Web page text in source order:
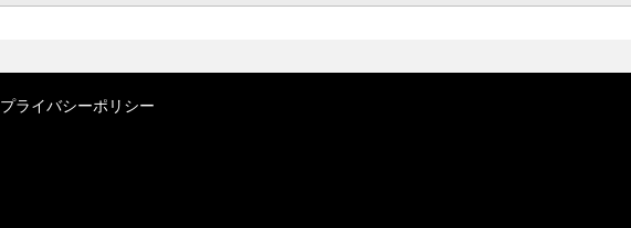
プライバシーポリシー